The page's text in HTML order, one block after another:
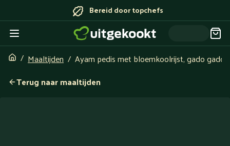
Bereid door topchefs
Maaltijden
Ayam pedis met bloemkoolrijst, gado gado
Terug naar maaltijden